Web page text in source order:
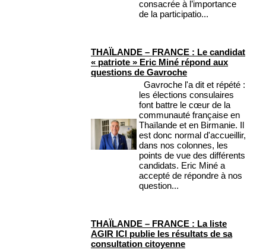
consacrée à l’importance
de la participatio...
THAÏLANDE – FRANCE : Le candidat
« patriote » Eric Miné répond aux
questions de Gavroche
Gavroche l'a dit et répété :
les élections consulaires
font battre le cœur de la
communauté française en
Thaïlande et en Birmanie. Il
est donc normal d'accueillir,
dans nos colonnes, les
points de vue des différents
candidats. Eric Miné a
accepté de répondre à nos
question...
THAÏLANDE – FRANCE : La liste
AGIR ICI publie les résultats de sa
consultation citoyenne